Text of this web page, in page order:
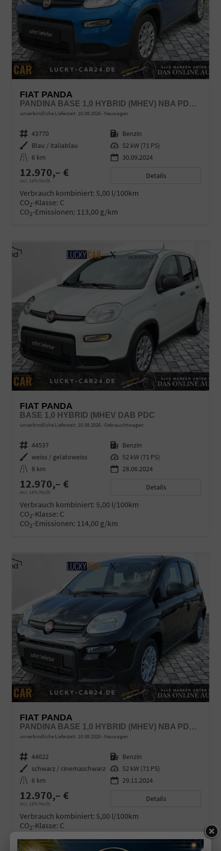
FIAT PANDA
PANDINA BASE 1,0 HYBRID (MHEV) NBA PDC SHA
unverbindliche Lieferzeit: 10.08.2026 Neuwagen
Fahrzeugnr. 43770 Kraftstoff Benzin
Außenfarbe Blau / italiablau Leistung 52 kW (71 PS)
Kilometerstand 6 km 30.09.2024
12.970,– €
incl. 19% MwSt.
Details
Verbrauch kombiniert: 5,00 l/100km
CO2-Klasse: C
CO2-Emissionen: 113,00 g/km
FIAT PANDA
BASE 1,0 HYBRID (MHEV DAB PDC
unverbindliche Lieferzeit: 10.08.2026 Gebrauchtwagen
Fahrzeugnr. 44537 Kraftstoff Benzin
Außenfarbe weiss / gelatoweiss Leistung 52 kW (71 PS)
Kilometerstand 8 km 28.06.2024
12.970,– €
incl. 19% MwSt.
Details
Verbrauch kombiniert: 5,00 l/100km
CO2-Klasse: C
CO2-Emissionen: 114,00 g/km
FIAT PANDA
PANDINA BASE 1,0 HYBRID (MHEV) NBA PDC SHA
unverbindliche Lieferzeit: 10.08.2026 Neuwagen
Fahrzeugnr. 44622 Kraftstoff Benzin
Außenfarbe schwarz / cinemaschwarz Leistung 52 kW (71 PS)
Kilometerstand 6 km 29.11.2024
12.970,– €
incl. 19% MwSt.
Details
Verbrauch kombiniert: 5,00 l/100km
CO2-Klasse: C